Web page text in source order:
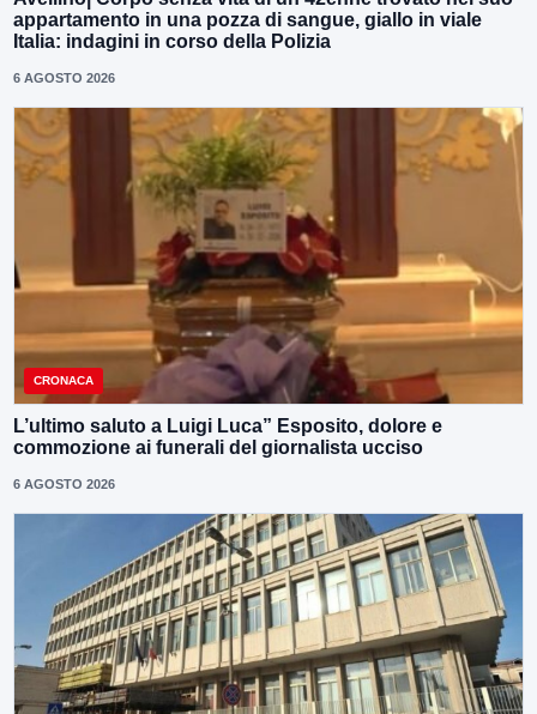
appartamento in una pozza di sangue, giallo in viale
Italia: indagini in corso della Polizia
6 AGOSTO 2026
CRONACA
L’ultimo saluto a Luigi Luca” Esposito, dolore e
commozione ai funerali del giornalista ucciso
6 AGOSTO 2026